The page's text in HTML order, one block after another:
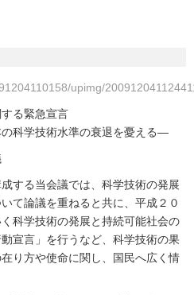
upimg/
る緊急宣言
科学技術水準の衰退を憂える―
する当会議では、科学技術の発展
て論議を重ねると共に、平成２０
科学技術の発展と持続可能社会の
宣言」を行うなど、科学技術の果
り方や使命に関し、国民へ広く情